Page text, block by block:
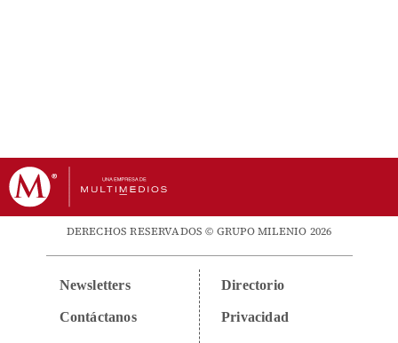
DERECHOS RESERVADOS © GRUPO MILENIO 2026
Newsletters
Contáctanos
Directorio
Privacidad